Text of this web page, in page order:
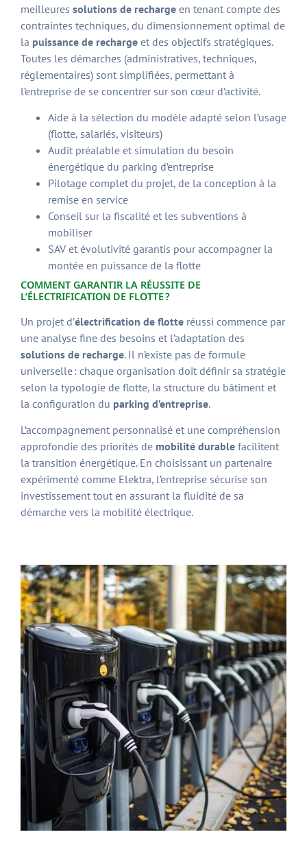
meilleures solutions de recharge en tenant compte des
contraintes techniques, du dimensionnement optimal de
la puissance de recharge et des objectifs stratégiques.
Toutes les démarches (administratives, techniques,
réglementaires) sont simplifiées, permettant à
l’entreprise de se concentrer sur son cœur d’activité.
Aide à la sélection du modèle adapté selon l’usage
(flotte, salariés, visiteurs)
Audit préalable et simulation du besoin
énergétique du parking d’entreprise
Pilotage complet du projet, de la conception à la
remise en service
Conseil sur la fiscalité et les subventions à
mobiliser
SAV et évolutivité garantis pour accompagner la
montée en puissance de la flotte
COMMENT GARANTIR LA RÉUSSITE DE
L’ÉLECTRIFICATION DE FLOTTE ?
Un projet d’électrification de flotte réussi commence par
une analyse fine des besoins et l’adaptation des
solutions de recharge. Il n’existe pas de formule
universelle : chaque organisation doit définir sa stratégie
selon la typologie de flotte, la structure du bâtiment et
la configuration du parking d’entreprise.
L’accompagnement personnalisé et une compréhension
approfondie des priorités de mobilité durable facilitent
la transition énergétique. En choisissant un partenaire
expérimenté comme Elektra, l’entreprise sécurise son
investissement tout en assurant la fluidité de sa
démarche vers la mobilité électrique.